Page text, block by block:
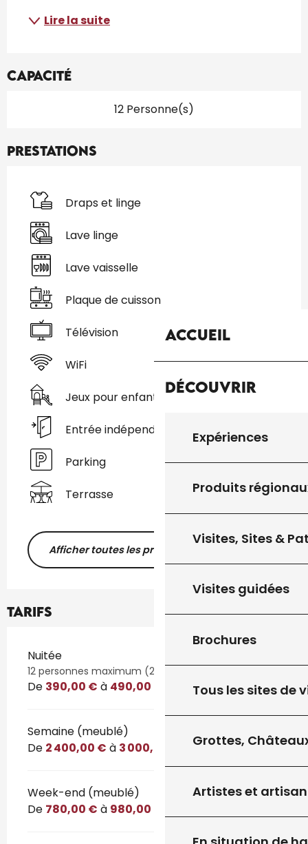
Accueil
Découvrir
Expériences
Produits
Visites, Sites &
Visites guidées
Brochures
Tous les sites de
Grottes,
Artistes et
Lire la suite
Capacité
12 Personne(s)
Prestations
Draps et linge
Lave linge
Lave vaisselle
Plaque de cuisson
Télévision
WiFi
Jeux pour enfants / Espace jeux
Entrée indépendante
Parking
Terrasse
Afficher toutes les prestations
Tarifs
Tarifs 2026
Nuitée
12 personnes maximum (2 nuits minimum)
De 390,00 € à 490,00 €
Semaine (meublé)
De 2 400,00 € à 3 000,00 €
Week-end (meublé)
De 780,00 € à 980,00 €